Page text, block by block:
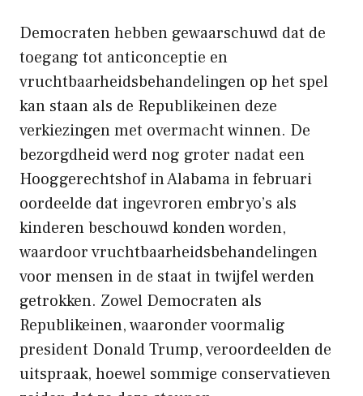
Democraten hebben gewaarschuwd dat de
toegang tot anticonceptie en
vruchtbaarheidsbehandelingen op het spel
kan staan ​​als de Republikeinen deze
verkiezingen met overmacht winnen. De
bezorgdheid werd nog groter nadat een
Hooggerechtshof in Alabama in februari
oordeelde dat ingevroren embryo’s als
kinderen beschouwd konden worden,
waardoor vruchtbaarheidsbehandelingen
voor mensen in de staat in twijfel werden
getrokken. Zowel Democraten als
Republikeinen, waaronder voormalig
president Donald Trump, veroordeelden de
uitspraak, hoewel sommige conservatieven